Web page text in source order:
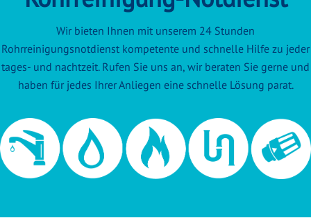
Wir bieten Ihnen mit unserem 24 Stunden
Rohrreinigungsnotdienst kompetente und schnelle Hilfe zu jeder
tages- und nachtzeit. Rufen Sie uns an, wir beraten Sie gerne und
haben für jedes Ihrer Anliegen eine schnelle Lösung parat.